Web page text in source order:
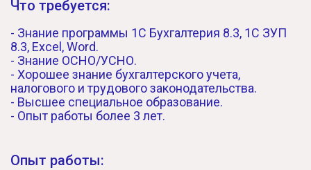
Что требуется:
- Знание программы 1С Бухгалтерия 8.3, 1С ЗУП
8.3, Excel, Word.
- Знание ОСНО/УСНО.
- Хорошее знание бухгалтерского учета,
налогового и трудового законодательства.
- Высшее специальное образование.
- Опыт работы более 3 лет.
Опыт работы: